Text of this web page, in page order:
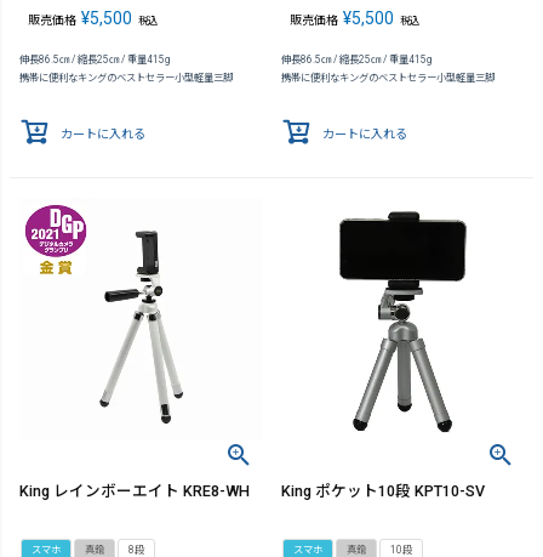
販売価格 ¥5,500 税込
伸長86.5㎝ / 縮長25㎝ / 重量415g
携帯に便利なキングのベストセラー小型軽量三脚
カートに入れる
販売価格 ¥5,500 税込
伸長86.5㎝ / 縮長25㎝ / 重量415g
携帯に便利なキングのベストセラー小型軽量三脚
カートに入れる
King レインボーエイト KRE8-WH
スマホ 真鍮 8段
King ポケット10段 KPT10-SV
スマホ 真鍮 10段